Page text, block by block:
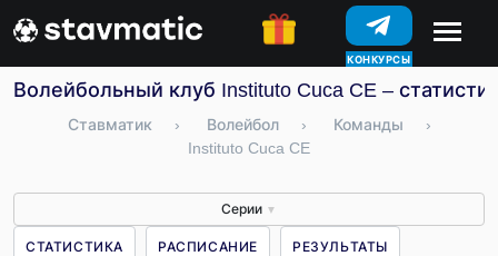
КОНКУРСЫ
Волейбольный клуб Instituto Cuca CE –
Ставматик › Волейбол › Команды
›
Instituto Cuca CE
Серии ▼
СТАТИСТИКА РАСПИСАНИЕ РЕЗУЛЬТАТЫ